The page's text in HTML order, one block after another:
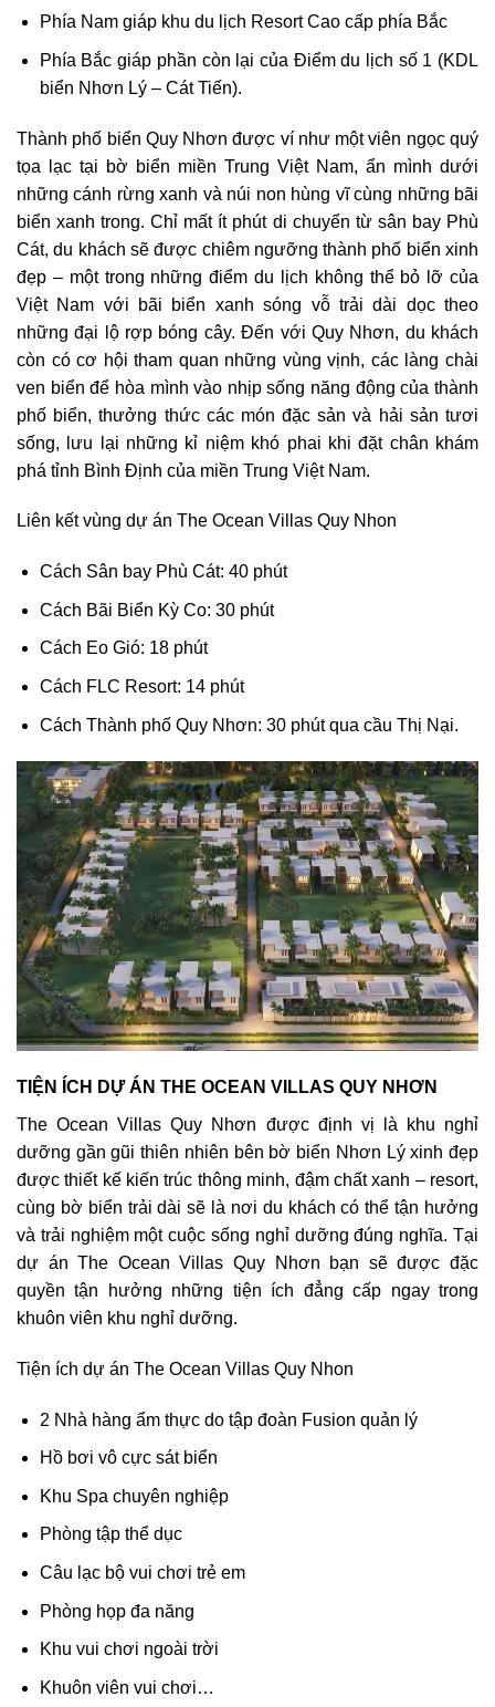
Phía Nam giáp khu du lịch Resort Cao cấp phía Bắc
Phía Bắc giáp phần còn lại của Điểm du lịch số 1 (KDL
biển Nhơn Lý – Cát Tiến).
Thành phố biển Quy Nhơn được ví như một viên ngọc quý
tọa lạc tại bờ biển miền Trung Việt Nam, ẩn mình dưới
những cánh rừng xanh và núi non hùng vĩ cùng những bãi
biển xanh trong. Chỉ mất ít phút di chuyển từ sân bay Phù
Cát, du khách sẽ được chiêm ngưỡng thành phố biển xinh
đẹp – một trong những điểm du lịch không thể bỏ lỡ của
Việt Nam với bãi biển xanh sóng vỗ trải dài dọc theo
những đại lộ rợp bóng cây. Đến với Quy Nhơn, du khách
còn có cơ hội tham quan những vùng vịnh, các làng chài
ven biển để hòa mình vào nhịp sống năng động của thành
phố biển, thưởng thức các món đặc sản và hải sản tươi
sống, lưu lại những kỉ niệm khó phai khi đặt chân khám
phá tỉnh Bình Định của miền Trung Việt Nam.
Liên kết vùng dự án The Ocean Villas Quy Nhon
Cách Sân bay Phù Cát: 40 phút
Cách Bãi Biển Kỳ Co: 30 phút
Cách Eo Gió: 18 phút
Cách FLC Resort: 14 phút
Cách Thành phố Quy Nhơn: 30 phút qua cầu Thị Nại.
TIỆN ÍCH DỰ ÁN THE OCEAN VILLAS QUY NHƠN
The Ocean Villas Quy Nhơn được định vị là khu nghỉ
dưỡng gần gũi thiên nhiên bên bờ biển Nhơn Lý xinh đẹp
được thiết kế kiến trúc thông minh, đậm chất xanh – resort,
cùng bờ biển trải dài sẽ là nơi du khách có thể tận hưởng
và trải nghiệm một cuộc sống nghỉ dưỡng đúng nghĩa. Tại
dự án The Ocean Villas Quy Nhơn bạn sẽ được đặc
quyền tận hưởng những tiện ích đẳng cấp ngay trong
khuôn viên khu nghỉ dưỡng.
Tiện ích dự án The Ocean Villas Quy Nhon
2 Nhà hàng ẩm thực do tập đoàn Fusion quản lý
Hồ bơi vô cực sát biển
Khu Spa chuyên nghiệp
Phòng tập thể dục
Câu lạc bộ vui chơi trẻ em
Phòng họp đa năng
Khu vui chơi ngoài trời
Khuôn viên vui chơi…